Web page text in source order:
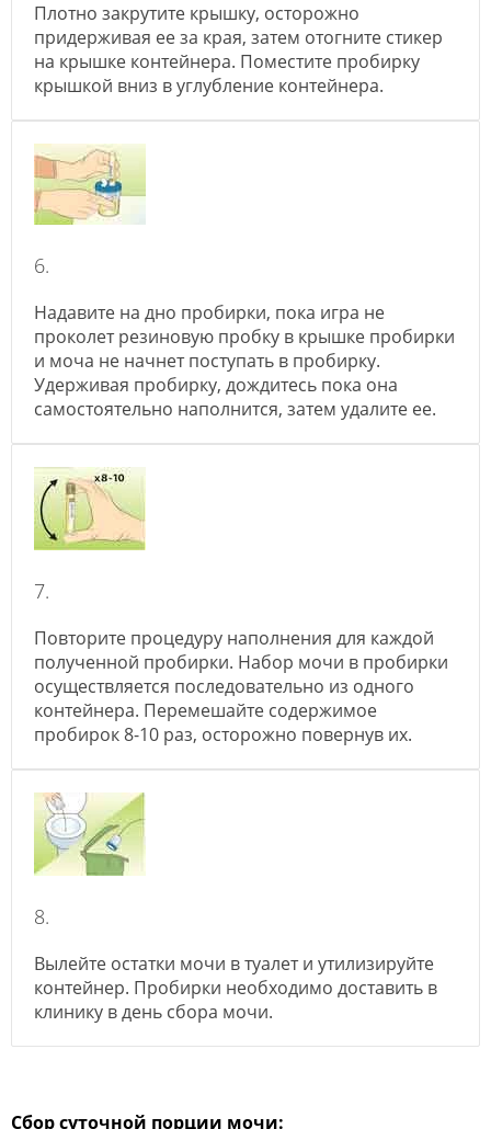
Плотно закрутите крышку, осторожно
придерживая ее за края, затем отогните стикер
на крышке контейнера. Поместите пробирку
крышкой вниз в углубление контейнера.
6.
Надавите на дно пробирки, пока игра не
проколет резиновую пробку в крышке пробирки
и моча не начнет поступать в пробирку.
Удерживая пробирку, дождитесь пока она
самостоятельно наполнится, затем удалите ее.
7.
Повторите процедуру наполнения для каждой
полученной пробирки. Набор мочи в пробирки
осуществляется последовательно из одного
контейнера. Перемешайте содержимое
пробирок 8-10 раз, осторожно повернув их.
8.
Вылейте остатки мочи в туалет и утилизируйте
контейнер. Пробирки необходимо доставить в
клинику в день сбора мочи.
Сбор суточной порции мочи: